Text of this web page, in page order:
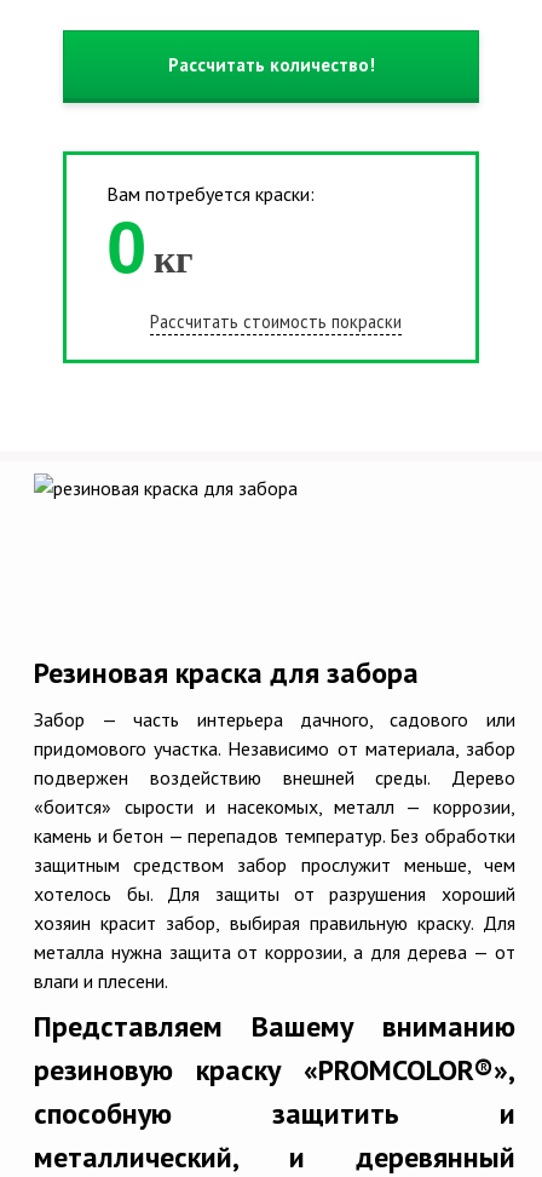
Рассчитать количество!
Вам потребуется краски:
0 кг
Рассчитать стоимость покраски
Резиновая краска для забора
Забор — часть интерьера дачного, садового или
придомового участка. Независимо от материала, забор
подвержен воздействию внешней среды. Дерево
«боится» сырости и насекомых, металл — коррозии,
камень и бетон — перепадов температур. Без обработки
защитным средством забор прослужит меньше, чем
хотелось бы. Для защиты от разрушения хороший
хозяин красит забор, выбирая правильную краску. Для
металла нужна защита от коррозии, а для дерева — от
влаги и плесени.
Представляем Вашему вниманию
резиновую краску «PROMCOLOR®»,
способную защитить и
металлический, и деревянный